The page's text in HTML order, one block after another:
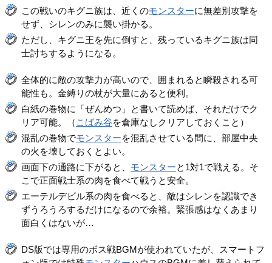
この戦いのキグニ族は、近くのモンスターに無差別攻撃を
せず、シレンのみに襲い掛かる。
ただし、キグニ王を先に倒すと、残っているキグニ族は同
士討ちするようになる。
全体的に敵の攻撃力が高いので、囲まれると瞬殺される可
能性も。金縛りの杖が大量にあると便利。
白紙の巻物に「ぜんめつ」と書いて読めば、それだけでク
リア可能。（ こばみ谷を倉庫なしクリアしておくこと）
混乱の巻物でモンスターを混乱させている間に、部屋中央
の火を壊しておくとよい。
画面下の通路に下がると、 モンスターと1対1で戦える。そ
こで正面戦士系の肉を食べて戦うと安全。
エーテルデビル系の肉を食べると、敵はシレンを認識でき
ずうろうろするだけになるので余裕。緊張感はなくあまり
面白くはないが…
DS版では専用のボス戦BGMが使われていたが、スマートフ